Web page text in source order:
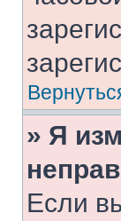
» Я
Если